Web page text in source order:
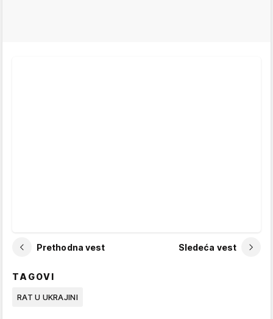
Prethodna vest Sledeća vest
TAGOVI
RAT U UKRAJINI